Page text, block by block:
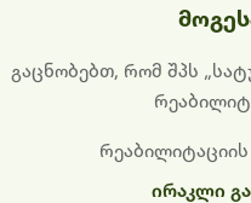
გიხდით
განახლება და
მალე ისევ ხელმისაწვდომი
გაცნობებთ, რომ შპს
ირაკლი